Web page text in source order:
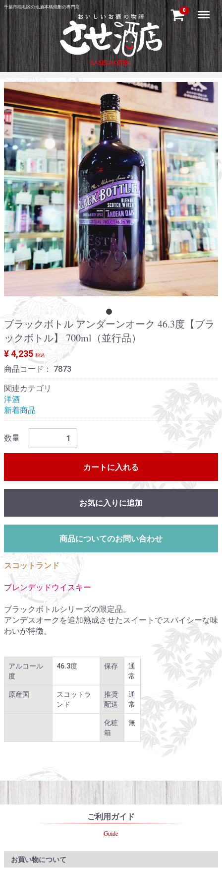
千葉市稲毛区の地酒本格焼酎の専門店
0 Menu
ブラックボトル アンダーンオーク 46.3度【ブラ
ックボトル】 700ml（並行品）
¥ 4,235 税込
商品コード： 7873
関連カテゴリ
洋酒
新着商品
数量
カートに入れる
お気に入りに追加
商品についてのお問い合わせ
スコットランド
ブレンデッドウイスキー
ブラックボトルシリーズの限定品。
アンデスオークを追加熟成させたスイートでスパイシーな味
わいが特徴。
アルコール
度
46.3度 保存
通
常
原産国
スコットラ
ンド
推奨
配送
通
常
化粧
箱
無
ご利用ガイド
Guide
お買い物について